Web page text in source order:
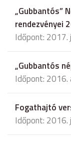
„Gubbantós”
rendezvényei
Időpont: 2017.
„Gubbantós
Időpont: 2016.
Fogathajtó
Időpont: 2016.